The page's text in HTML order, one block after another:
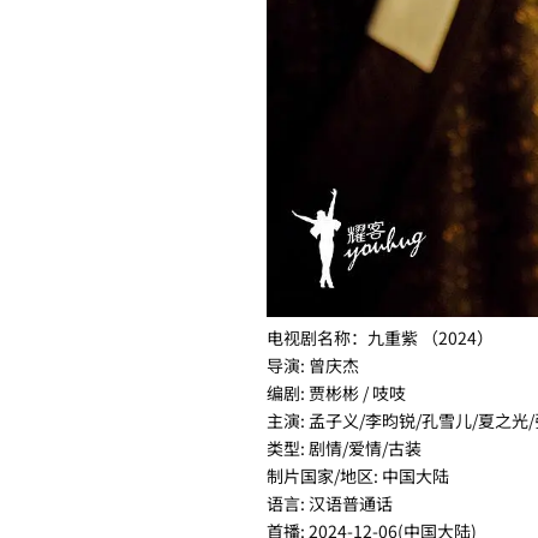
电视剧名称：九重紫 （2024）
导演: 曾庆杰
编剧: 贾彬彬 / 吱吱
主演: 孟子义/李昀锐/孔雪儿/夏之光
类型: 剧情/爱情/古装
制片国家/地区: 中国大陆
语言: 汉语普通话
首播: 2024-12-06(中国大陆)